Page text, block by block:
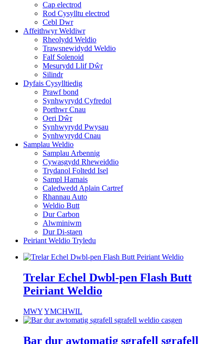
Cap electrod
Rod Cysylltu electrod
Cebl Dwr
Affeithwyr Weldiwr
Rheolydd Weldio
Trawsnewidydd Weldio
Falf Solenoid
Mesurydd Llif Dŵr
Silindr
Dyfais Cysylltiedig
Prawf bond
Synhwyrydd Cyfredol
Porthwr Cnau
Oeri Dŵr
Synhwyrydd Pwysau
Synhwyrydd Cnau
Samplau Weldio
Samplau Arbennig
Cywasgydd Rheweiddio
Trydanol Foltedd Isel
Sampl Harnais
Caledwedd Aplain Cartref
Rhannau Auto
Weldio Butt
Dur Carbon
Alwminiwm
Dur Di-staen
Peiriant Weldio Tryledu
Trelar Echel Dwbl-pen Flash Butt
Peiriant Weldio
MWYYMCHWIL
Bar dur awtomatig sgrafell sgrafell